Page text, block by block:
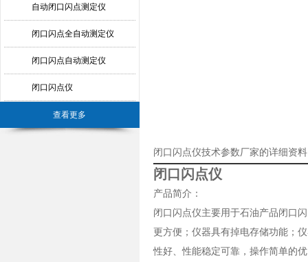
自动闭口闪点测定仪
闭口闪点全自动测定仪
闭口闪点自动测定仪
闭口闪点仪
查看更多
闭口闪点仪技术参数厂家的详细资
闭口闪点仪
产品简介：
闭口闪点仪主要用于石油产品闭口
更方便；仪器具有掉电存储功能；
性好、性能稳定可靠，操作简单的